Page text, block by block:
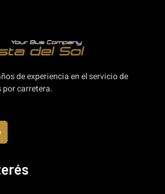
de experiencia en el servicio de
carretera.